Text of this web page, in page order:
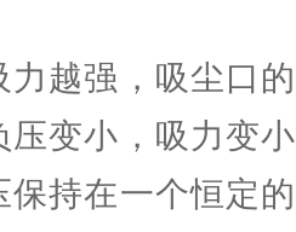
力越强，吸尘口
压变小，吸力变
保持在一个恒定